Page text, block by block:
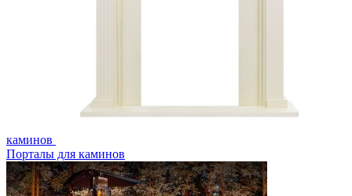
каминов
Порталы для каминов